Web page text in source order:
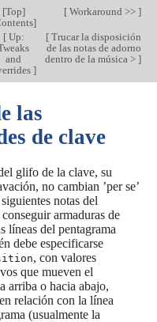
[Top]
]
[Workaround >> ]
[Up:
and
]
[Trucar la disposición
de las notas de adorno
dentro de la música > ]
las
de clave
glifo de la clave, su
no cambian ’per se’
notas del
armaduras de
líneas del pentagrama
debe especificarse
, con valores
que mueven el
arriba o hacia abajo,
relación con la línea
(usualmente la